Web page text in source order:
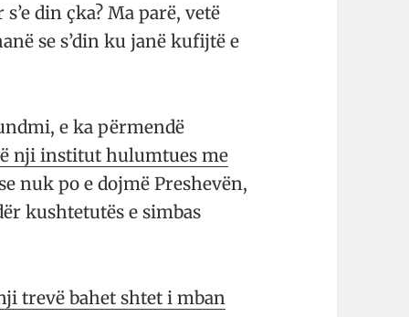
din çka? Ma parë, vetë
se s’din ku janë kufijtë e
e ka përmendë
nji institut hulumtues me
nuk po e dojmë Preshevën,
kushtetutës e simbas
trevë bahet shtet i mban